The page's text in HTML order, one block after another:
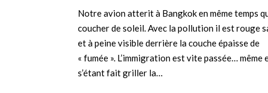
Notre avion atterit à Bangkok en même temps
coucher de soleil. Avec la pollution il est rouge
et à peine visible derrière la couche épaisse de
« fumée ». L’immigration est vite passée… même
s’étant fait griller la…